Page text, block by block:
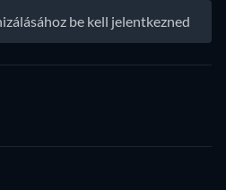
be kell jelentkezned